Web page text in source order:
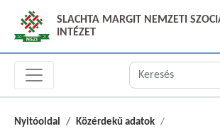
SLACHTA MARGIT NEMZETI
INTÉZET
Nyitóoldal Közérdekű adatok